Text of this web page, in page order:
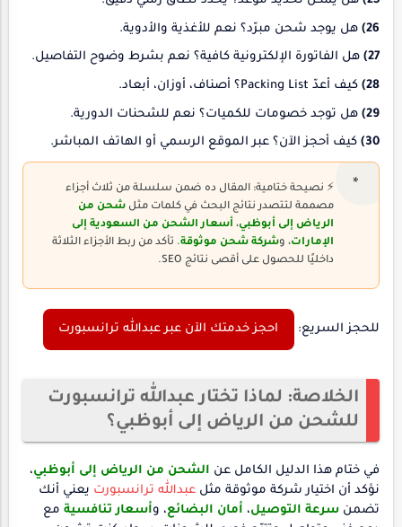
26) هل يوجد شحن مبرّد؟ نعم للأغذية والأدوية.
27) هل الفاتورة الإلكترونية كافية؟ نعم بشرط وضوح التفاصيل.
28) كيف أعدّ Packing List؟ أصناف، أوزان، أبعاد.
29) هل توجد خصومات للكميات؟ نعم للشحنات الدورية.
30) كيف أحجز الآن؟ عبر الموقع الرسمي أو الهاتف المباشر.
⚡ نصيحة ختامية: المقال ده ضمن سلسلة من ثلاث أجزاء
مصممة لتتصدر نتائج البحث في كلمات مثل شحن من
الرياض إلى أبوظبي، أسعار الشحن من السعودية إلى
الإمارات، وشركة شحن موثوقة. تأكد من ربط الأجزاء الثلاثة
داخليًا للحصول على أقصى نتائج SEO.
للحجز السريع: احجز خدمتك الآن عبر عبدالله ترانسبورت
الخلاصة: لماذا تختار عبدالله ترانسبورت
للشحن من الرياض إلى أبوظبي؟
في ختام هذا الدليل الكامل عن الشحن من الرياض إلى أبوظبي،
نؤكد أن اختيار شركة موثوقة مثل عبدالله ترانسبورت يعني أنك
تضمن سرعة التوصيل، أمان البضائع، وأسعار تنافسية مع